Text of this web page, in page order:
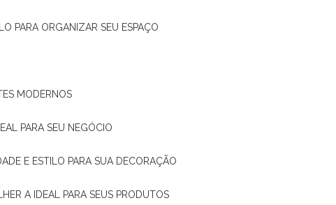
PARA ORGANIZAR SEU ESPAÇO
MODERNOS
PARA SEU NEGÓCIO
E ESTILO PARA SUA DECORAÇÃO
A IDEAL PARA SEUS PRODUTOS